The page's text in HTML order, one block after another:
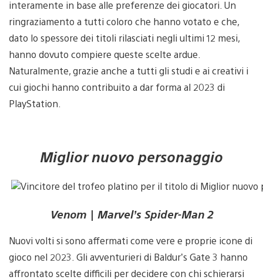
interamente in base alle preferenze dei giocatori. Un
ringraziamento a tutti coloro che hanno votato e che,
dato lo spessore dei titoli rilasciati negli ultimi 12 mesi,
hanno dovuto compiere queste scelte ardue.
Naturalmente, grazie anche a tutti gli studi e ai creativi i
cui giochi hanno contribuito a dar forma al 2023 di
PlayStation.
Miglior nuovo personaggio
Venom | Marvel’s Spider-Man 2
Nuovi volti si sono affermati come vere e proprie icone di
gioco nel 2023. Gli avventurieri di Baldur’s Gate 3 hanno
affrontato scelte difficili per decidere con chi schierarsi